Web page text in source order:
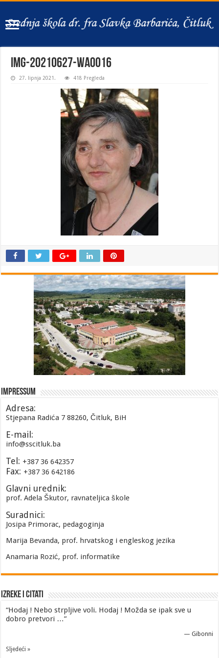
IMG-20210627-WA0016
27. lipnja 2021. 418 Pregleda
Impressum
Adresa:
Stjepana Radića 7 88260, Čitluk, BiH
E-mail:
info@sscitluk.ba
Tel: +387 36 642357
Fax: +387 36 642186
Glavni urednik:
prof. Adela Škutor, ravnateljica škole
Suradnici:
Josipa Primorac, pedagoginja
Marija Bevanda, prof. hrvatskog i engleskog jezika
Anamaria Rozić, prof. informatike
Izreke i Citati
“Hodaj ! Nebo strpljive voli. Hodaj ! Možda se ipak sve u
dobro pretvori …”
— Gibonni
Sljedeći »